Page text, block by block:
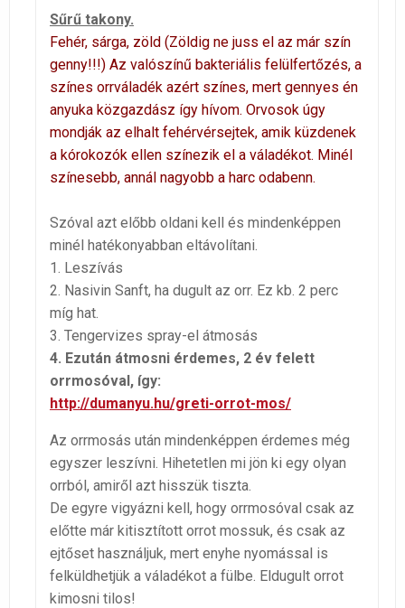
Sűrű takony.
Fehér, sárga, zöld (Zöldig ne juss el az már szín
genny!!!) Az valószínű bakteriális felülfertőzés, a
színes orrváladék azért színes, mert gennyes én
anyuka közgazdász így hívom. Orvosok úgy
mondják az elhalt fehérvérsejtek, amik küzdenek
a kórokozók ellen színezik el a váladékot. Minél
színesebb, annál nagyobb a harc odabenn.
Szóval azt előbb oldani kell és mindenképpen
minél hatékonyabban eltávolítani.
1. Leszívás
2. Nasivin Sanft, ha dugult az orr. Ez kb. 2 perc
míg hat.
3. Tengervizes spray-el átmosás
4. Ezután átmosni érdemes, 2 év felett
orrmosóval, így:
http://dumanyu.hu/greti-orrot-mos/
Az orrmosás után mindenképpen érdemes még
egyszer leszívni. Hihetetlen mi jön ki egy olyan
orrból, amiről azt hisszük tiszta.
De egyre vigyázni kell, hogy orrmosóval csak az
előtte már kitisztított orrot mossuk, és csak az
ejtőset használjuk, mert enyhe nyomással is
felküldhetjük a váladékot a fülbe. Eldugult orrot
kimosni tilos!